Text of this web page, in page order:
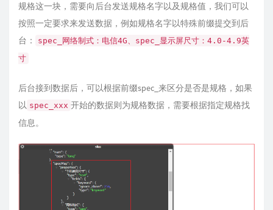
规格这一块，需要向后台发送规格名字以及规格值，我们可以
按照一定要求来发送数据，例如规格名字以特殊前缀提交到后
台：
spec_网络制式：电信4G、spec_显示屏尺寸：4.0-4.9英
寸
后台接到数据后，可以根据前缀spec_来区分是否是规格，如果
以 spec_xxx 开始的数据则为规格数据，需要根据指定规格找
信息。